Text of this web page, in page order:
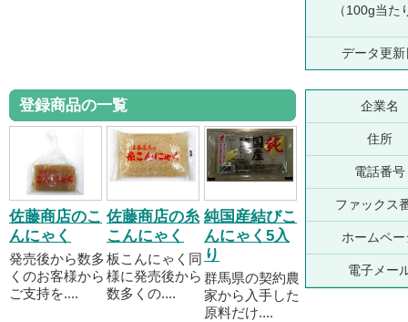
（100g当た
データ更新
登録商品の一覧
佐藤商店のこ
んにゃく
発売後から数多
くのお客様から
ご支持を....
佐藤商店の糸
こんにゃく
板こんにゃく同
様に発売後から
数多くの....
純国産結びこ
んにゃく5入
り
群馬県の契約農
家から入手した
原料だけ....
企業名
住所
電話番号
ファックス
ホームペー
電子メー